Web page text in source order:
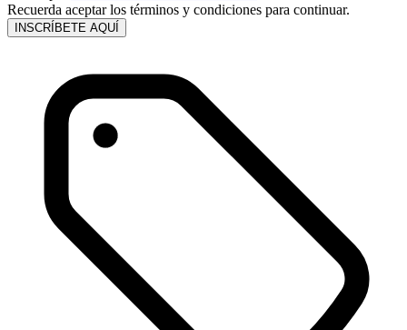
Recuerda aceptar los términos y condiciones para continuar.
INSCRÍBETE AQUÍ